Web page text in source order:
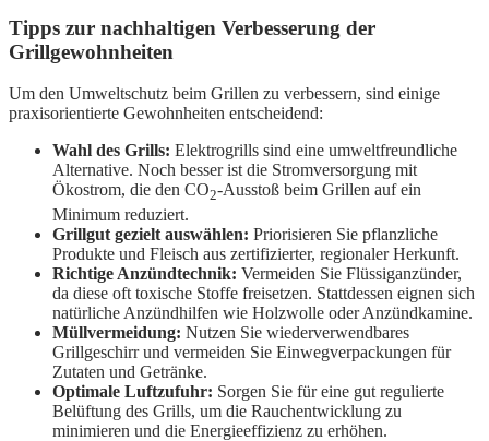
Tipps zur nachhaltigen Verbesserung der
Grillgewohnheiten
Um den Umweltschutz beim Grillen zu verbessern, sind einige
praxisorientierte Gewohnheiten entscheidend:
Wahl des Grills: Elektrogrills sind eine umweltfreundliche
Alternative. Noch besser ist die Stromversorgung mit
Ökostrom, die den CO2-Ausstoß beim Grillen auf ein
Minimum reduziert.
Grillgut gezielt auswählen: Priorisieren Sie pflanzliche
Produkte und Fleisch aus zertifizierter, regionaler Herkunft.
Richtige Anzündtechnik: Vermeiden Sie Flüssiganzünder,
da diese oft toxische Stoffe freisetzen. Stattdessen eignen sich
natürliche Anzündhilfen wie Holzwolle oder Anzündkamine.
Müllvermeidung: Nutzen Sie wiederverwendbares
Grillgeschirr und vermeiden Sie Einwegverpackungen für
Zutaten und Getränke.
Optimale Luftzufuhr: Sorgen Sie für eine gut regulierte
Belüftung des Grills, um die Rauchentwicklung zu
minimieren und die Energieeffizienz zu erhöhen.